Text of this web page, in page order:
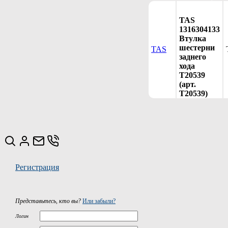
TAS
TAS
1316304133
Втулка
шестерни
заднего
хода
T20539
(арт.
T20539)
Регистрация
Представьтесь, кто вы? Или забыли?
Логин